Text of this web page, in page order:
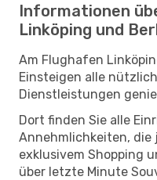
Informationen
Linköping und
Am Flughafen
Einsteigen alle
Dienstleistungen
Dort finden Sie alle
Annehmlichkeiten, die
exklusivem Shopping
über letzte Minute